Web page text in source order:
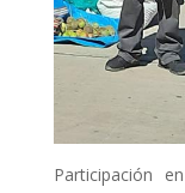
Participación